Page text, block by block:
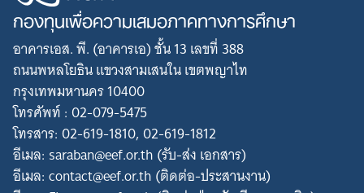
กองทุนเพื่อความเสมอภาคทางการศึกษา
อาคารเอส. พี. (อาคารเอ) ชั้น 13 เลขที่ 388
ถนนพหลโยธิน แขวงสามเสนใน เขตพญาไท
กรุงเทพมหานคร 10400
โทรศัพท์ : 02-079-5475
โทรสาร: 02-619-1810, 02-619-1812
อีเมล: saraban@eef.or.th (รับ-ส่ง เอกสาร)
อีเมล: contact@eef.or.th (ติดต่อ-ประสานงาน)